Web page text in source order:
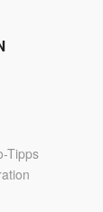
Tipps